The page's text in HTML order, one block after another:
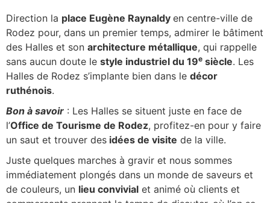
Direction la place Eugène Raynaldy en centre-ville de
Rodez pour, dans un premier temps, admirer le bâtiment
des Halles et son architecture métallique, qui rappelle
sans aucun doute le style industriel du 19e siècle. Les
Halles de Rodez s’implante bien dans le décor
ruthénois.
Bon à savoir : Les Halles se situent juste en face de
l’Office de Tourisme de Rodez, profitez-en pour y faire
un saut et trouver des idées de visite de la ville.
Juste quelques marches à gravir et nous sommes
immédiatement plongés dans un monde de saveurs et
de couleurs, un lieu convivial et animé où clients et